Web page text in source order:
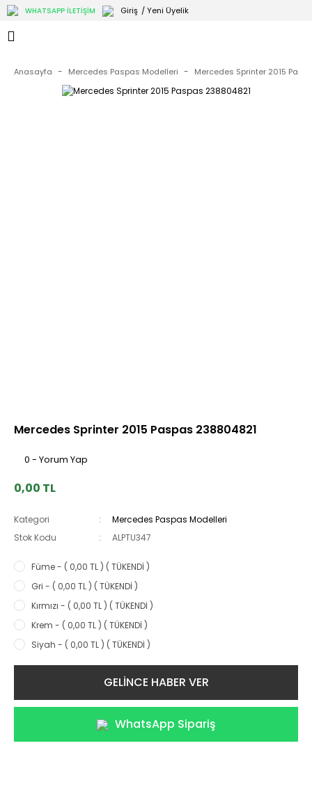
WHATSAPP İLETİŞİM Giriş / Yeni Üyelik
Anasayfa Mercedes Paspas Modelleri Mercedes Sprinter 2015
Mercedes Sprinter 2015 Paspas 238804821
0 - Yorum Yap
0,00 TL
Kategori
Mercedes Paspas Modelleri
Stok Kodu
ALPTU347
Füme - ( 0,00 TL ) ( TÜKENDİ )
Gri - ( 0,00 TL ) ( TÜKENDİ )
Kırmızı - ( 0,00 TL ) ( TÜKENDİ )
Krem - ( 0,00 TL ) ( TÜKENDİ )
Siyah - ( 0,00 TL ) ( TÜKENDİ )
GELİNCE HABER VER
WhatsApp Sipariş